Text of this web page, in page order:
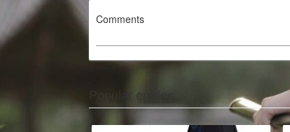
Comments
Popular entries